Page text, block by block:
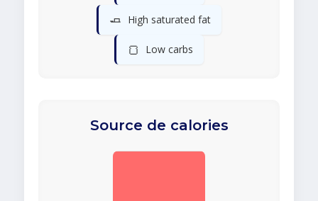
🧈 High saturated fat
🍞 Low carbs
Source de calories